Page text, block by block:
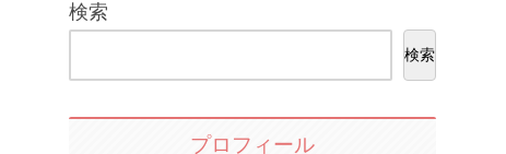
検索
検索
プロフィール